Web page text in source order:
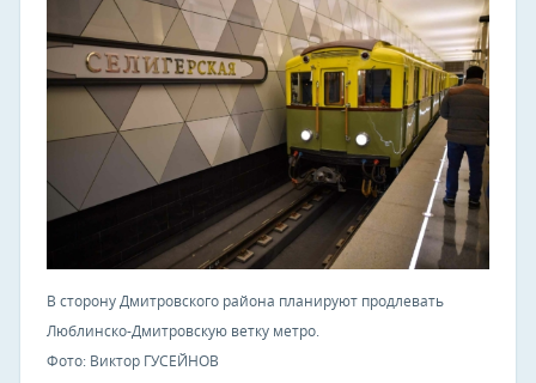
В сторону Дмитровского района планируют продлевать
Люблинско-Дмитровскую ветку метро.
Фото: Виктор ГУСЕЙНОВ